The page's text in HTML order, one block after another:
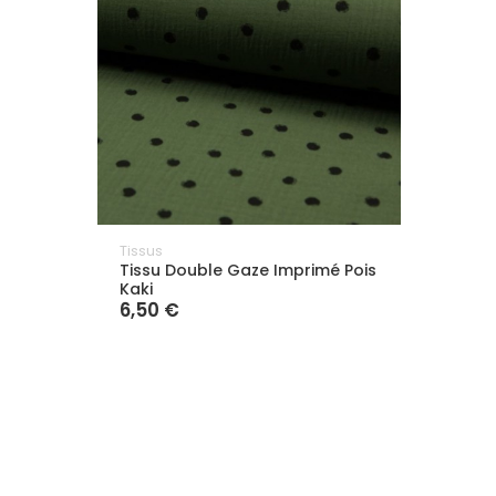
Tissus
Tissu Double Gaze Imprimé Pois
Kaki
6,50 €